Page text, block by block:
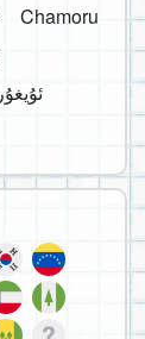
Chamoru